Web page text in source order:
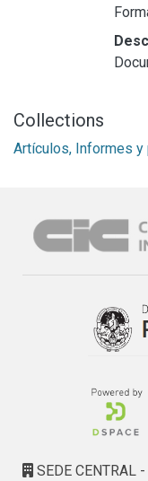
Collections
Artículos, Informes
SEDE CENTRAL